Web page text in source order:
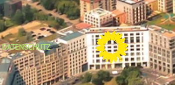
DATENSCHUTZ